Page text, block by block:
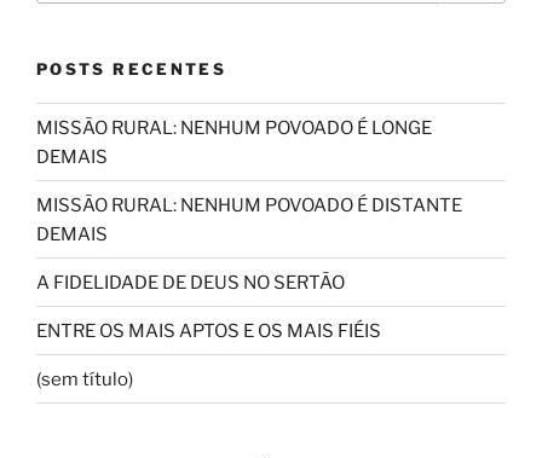
POSTS RECENTES
MISSÃO RURAL: NENHUM POVOADO É LONGE
DEMAIS
MISSÃO RURAL: NENHUM POVOADO É DISTANTE
DEMAIS
A FIDELIDADE DE DEUS NO SERTÃO
ENTRE OS MAIS APTOS E OS MAIS FIÉIS
(sem título)